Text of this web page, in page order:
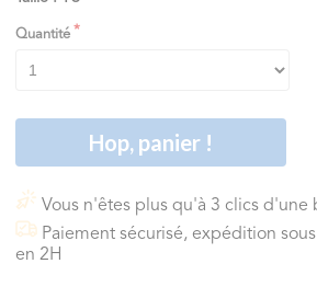
Quantité
Hop, panier !
Vous n'êtes plus qu'à 3 clics d'une
Paiement sécurisé, expédition
en 2H